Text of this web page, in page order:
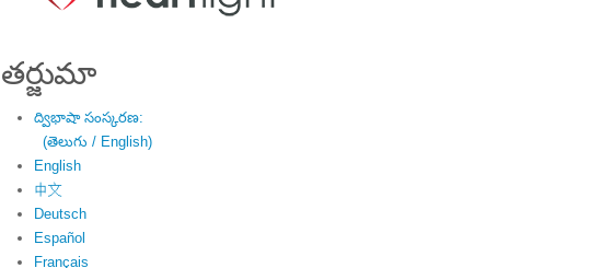
తర్జుమా
ద్విభాషా సంస్కరణ:
(తెలుగు / English)
English
中文
Deutsch
Español
Français